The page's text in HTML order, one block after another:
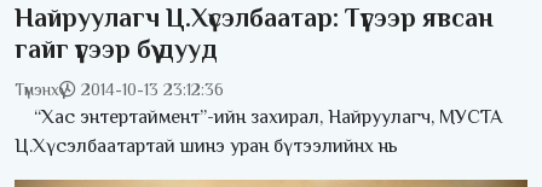
Найруулагч Ц.Хүсэлбаатар: Түүгээр явсан
гайг үүгээр бүү дууд
Түмэнхүү 2014-10-13 23:12:36
“Хас энтертаймент”-ийн захирал, Найруулагч, МУСТА
Ц.Хүсэлбаатартай шинэ уран бүтээлийнх нь